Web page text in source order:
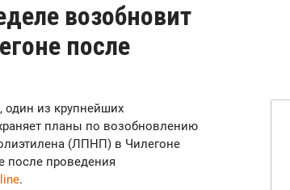
возобновит
после
один из крупнейших
планы по возобновлению
(ЛПНП) в Чилегоне
после проведения
.